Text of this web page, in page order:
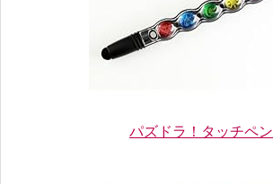
パズドラ！タッチペン